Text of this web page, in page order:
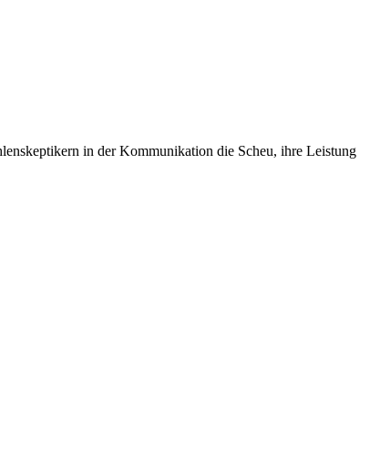
in der Kommunikation die Scheu, ihre Leistung